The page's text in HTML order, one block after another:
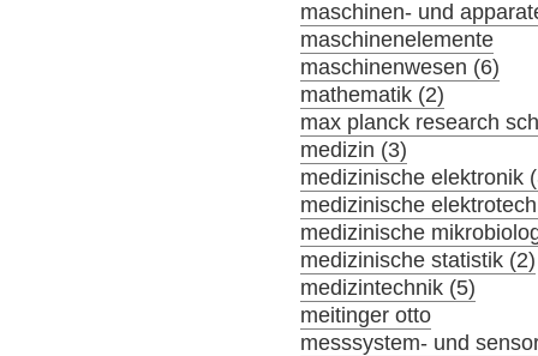
maschinen- und
maschinenelemente
maschinenwesen (6)
mathematik (2)
max planck research
medizin (3)
medizinische elektronik
medizinische
medizinische
medizinische statistik (2)
medizintechnik (5)
meitinger otto
messsystem- und